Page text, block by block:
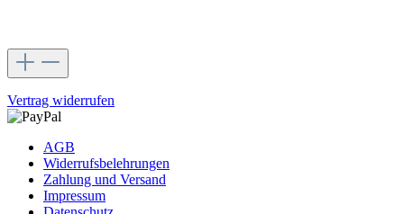
Vertrag widerrufen
AGB
Widerrufsbelehrungen
Zahlung und Versand
Impressum